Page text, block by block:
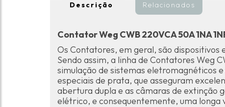
Descrição Relacionados
Contator Weg CWB 220VCA 50A 1NA
Os Contatores, em geral, são
Sendo assim, a linha de Contatores Weg
simulação de sistemas eletromagnéticos
especiais de prata, que asseguram
abertura dupla e as câmaras de extinção
elétrico, e consequentemente, uma longa